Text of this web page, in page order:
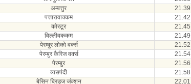
अम्बत्तुर 21.39
पत्तारावाक्कम 21.42
कोरटूर 21.45
विल्लीवककम 21.49
पेरम्बुर लोको वर्क्स 21.52
पेरम्बुर कैरिज वर्क्स 21.54
पेरम्बुर 21.56
व्यसर्पदी 21.58
बेसिन ब्रिड्ज जंक्शन 22.01